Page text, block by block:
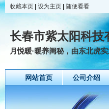
收藏本页 设为主页 随便看看
长春市紫太阳科技
月悦暖·暖养闺秘，由东北虎
网站首页 公司介绍